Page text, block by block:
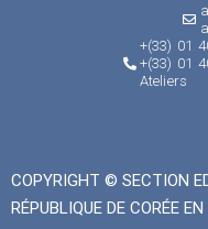
+(33) 01
+(33) 01
Ateliers
COPYRIGHT © SECTION
RÉPUBLIQUE DE CORÉE